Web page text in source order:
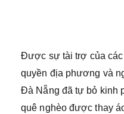
Được sự tài trợ của các
quyền địa phương và
Đà Nẵng đã tự bỏ kinh
quê nghèo được thay